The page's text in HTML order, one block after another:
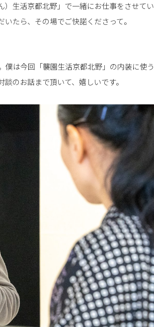
生活京都北野」で一緒にお仕事をさせてい
たら、その場でご快諾くださって。
は今回「襲園生活京都北野」の内装に使う
のお話まで頂いて、嬉しいです。